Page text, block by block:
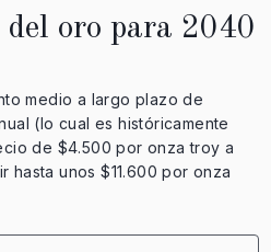
oro para 2040
medio a largo plazo de
(lo cual es históricamente
de $4.500 por onza troy a
hasta unos $11.600 por onza